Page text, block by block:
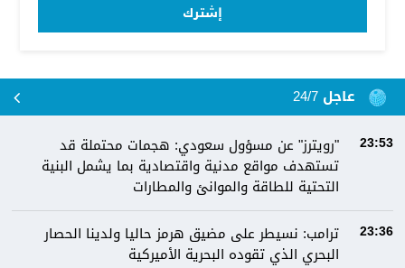
إشترك
عاجل 24/7
23:53
"رويترز" عن مسؤول سعودي: هجمات محتملة قد
تستهدف مواقع مدنية واقتصادية بما يشمل البنية
التحتية للطاقة والموانئ والمطارات
23:36
ترامب: نسيطر على مضيق هرمز حاليا ولدينا الحصار
البحري الذي تقوده البحرية الأميركية